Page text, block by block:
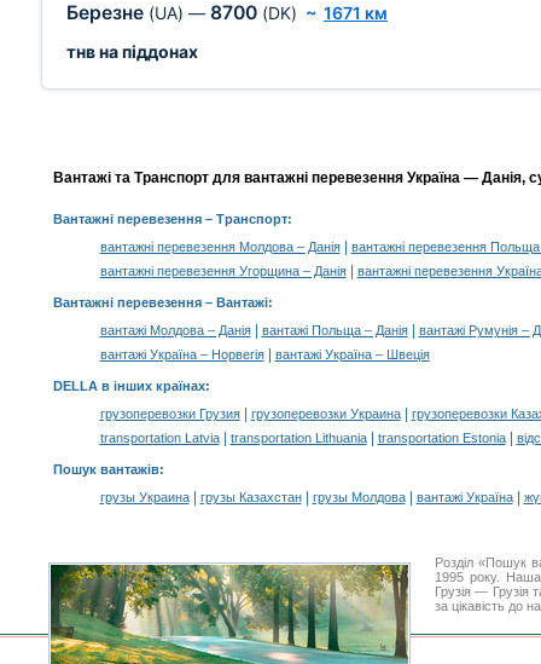
Березне (UA) — 8700 (DK) ~ 1671 км
тнв на піддонах
Вантажі та Транспорт для вантажні перевезення Україна — Данія,
Вантажні перевезення– Транспорт:
вантажні перевезення Молдова – Данія|
вантажні перевезення Польща
вантажні перевезення Угорщина – Данія| вантажні перевезення
Вантажні перевезення – Вантажі:
вантажі Молдова – Данія| вантажі Польща – Данія|
вантажі Румунія –
вантажі Україна – Норвегія| вантажі Україна – Швеція
DELLA в інших країнах:
грузоперевозки Грузия| грузоперевозки Украина|
грузоперевозки
transportation Latvia| transportation Lithuania| transportation Estonia|
Пошук вантажів:
грузы Украина| грузы Казахстан| грузы Молдова| вантажі Україна|
Розділ «Пошук
1995 року. Наша
Грузія — Грузія
за цікавість до